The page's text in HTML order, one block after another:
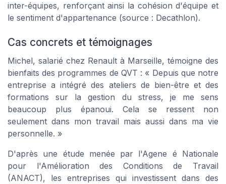
inter-équipes, renforçant ainsi la cohésion d'équipe et
le sentiment d'appartenance (source : Decathlon).
Cas concrets et témoignages
Michel, salarié chez Renault à Marseille, témoigne des
bienfaits des programmes de QVT : « Depuis que notre
entreprise a intégré des ateliers de bien-être et des
formations sur la gestion du stress, je me sens
beaucoup plus épanoui. Cela se ressent non
seulement dans mon travail mais aussi dans ma vie
personnelle. »
D'après une étude menée par l'Agene é Nationale
pour l'Amélioration des Conditions de Travail
(ANACT), les entreprises qui investissent dans des